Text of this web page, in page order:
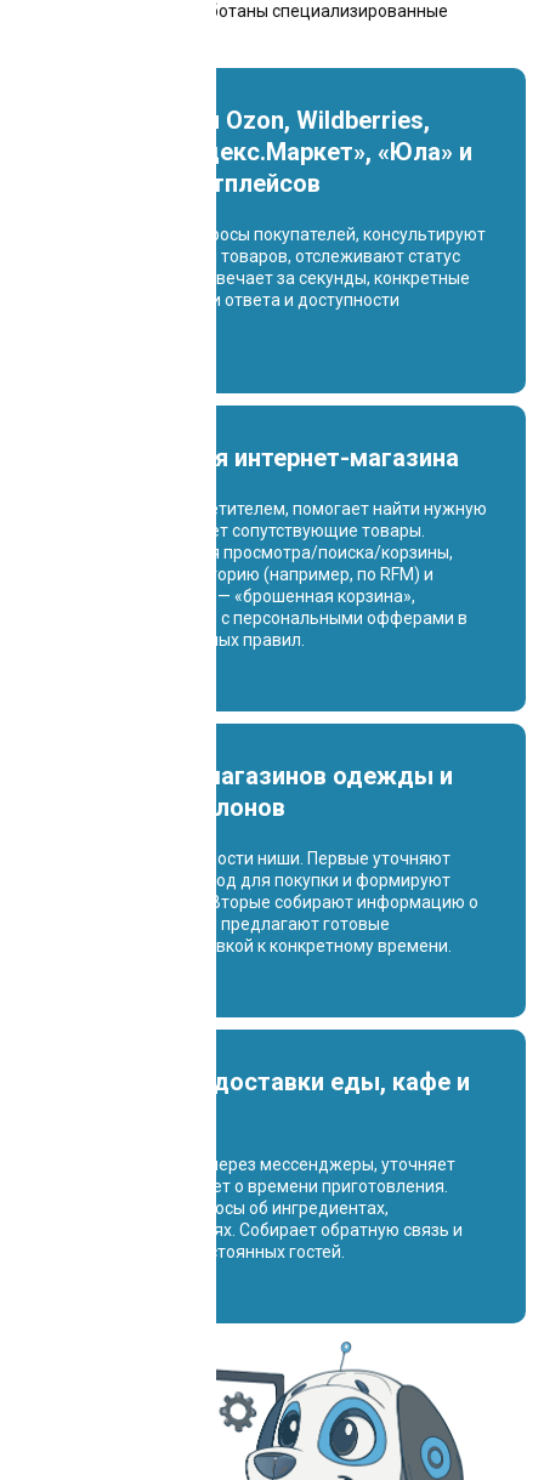
точках общепита разработаны специализированные
Чат-боты для Ozon, Wildberries,
«Авито», «Яндекс.Маркет», «Юла» и
других маркетплейсов
Обрабатывают вопросы покупателей, консультируют
по характеристикам товаров, отслеживают статус
заказов. Система отвечает за секунды, конкретные
показатели времени ответа и доступности
Ассистент для интернет-магазина
Ведёт диалог с посетителем, помогает найти нужную
позицию, предлагает сопутствующие товары.
Использует события просмотра/поиска/корзины,
сегментирует аудиторию (например, по RFM) и
запускает триггеры — «брошенная корзина»,
«возврат на сайт» — с персональными офферами в
рамках согласованных правил.
Модули для магазинов одежды и
цветочных салонов
Учитывают особенности ниши. Первые уточняют
размеры, стиль, повод для покупки и формируют
подборки образов. Вторые собирают информацию о
событии, бюджете и предлагают готовые
композиции с доставкой к конкретному времени.
Система для доставки еды, кафе и
Принимает заказы через мессенджеры, уточняет
детали, информирует о времени приготовления.
Обрабатывает запросы об ингредиентах,
калорийности, акциях. Собирает обратную связь и
формирует базу постоянных гостей.